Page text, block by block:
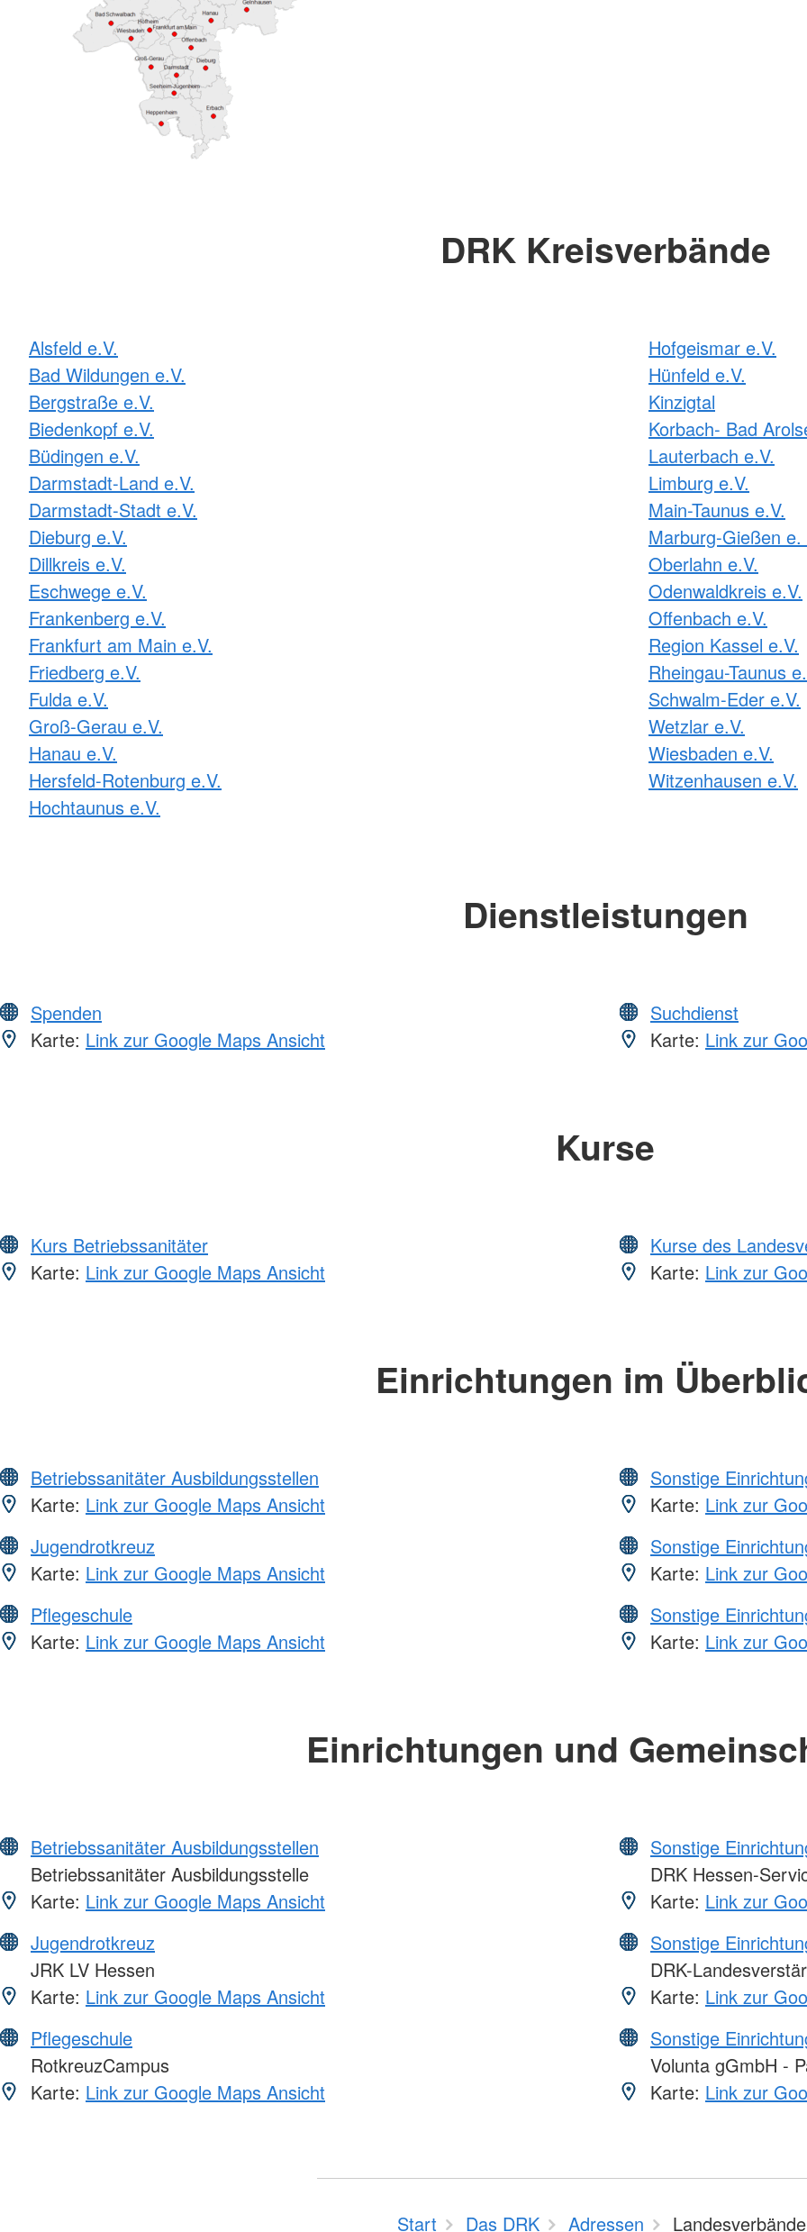
DRK Kreisverbände
Alsfeld e.V.
Bad Wildungen e.V.
Bergstraße e.V.
Biedenkopf e.V.
Büdingen e.V.
Darmstadt-Land e.V.
Darmstadt-Stadt e.V.
Dieburg e.V.
Dillkreis e.V.
Eschwege e.V.
Frankenberg e.V.
Frankfurt am Main e.V.
Friedberg e.V.
Fulda e.V.
Groß-Gerau e.V.
Hanau e.V.
Hersfeld-Rotenburg e.V.
Hochtaunus e.V.
Hofgeismar e.V.
Hünfeld e.V.
Kinzigtal
Korbach- Bad
Lauterbach e.V.
Limburg e.V.
Main-Taunus e.V.
Marburg-Gießen e.
Oberlahn e.V.
Odenwaldkreis e.V.
Offenbach e.V.
Region Kassel e.V.
Rheingau-Taunus
Schwalm-Eder e.V.
Wetzlar e.V.
Wiesbaden e.V.
Witzenhausen e.V.
Dienstleistungen
Spenden
Karte: Link zur Google Maps Ansicht
Suchdienst
Karte: Link zur
Kurse
Kurs Betriebssanitäter
Karte: Link zur Google Maps Ansicht
Kurse des
Karte: Link zur
Einrichtungen im
Betriebssanitäter Ausbildungsstellen
Karte: Link zur Google Maps Ansicht
Jugendrotkreuz
Karte: Link zur Google Maps Ansicht
Pflegeschule
Karte: Link zur Google Maps Ansicht
Sonstige
Karte: Link zur
Sonstige
Karte: Link zur
Sonstige
Karte: Link zur
Einrichtungen und
Betriebssanitäter Ausbildungsstellen
Betriebssanitäter Ausbildungsstelle
Karte: Link zur Google Maps Ansicht
Jugendrotkreuz
JRK LV Hessen
Karte: Link zur Google Maps Ansicht
Pflegeschule
RotkreuzCampus
Karte: Link zur Google Maps Ansicht
Sonstige
DRK Hessen-
Karte: Link zur
Sonstige
DRK-
Karte: Link zur
Sonstige
Volunta gGmbH -
Karte: Link zur
Start Das DRK Adressen Landesverbände